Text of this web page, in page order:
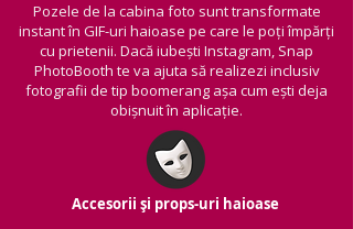
Pozele de la cabina foto sunt transformate
instant în GIF-uri haioase pe care le poți împărți
cu prietenii. Dacă iubești Instagram, Snap
PhotoBooth te va ajuta să realizezi inclusiv
fotografii de tip boomerang așa cum ești deja
obișnuit în aplicație.
Accesorii și props-uri haioase